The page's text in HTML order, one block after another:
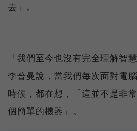
去」。
「我們至今也沒有完全理解智
李普曼說，當我們每次面對電
時候，都在想，「這並不是非
個簡單的機器」。